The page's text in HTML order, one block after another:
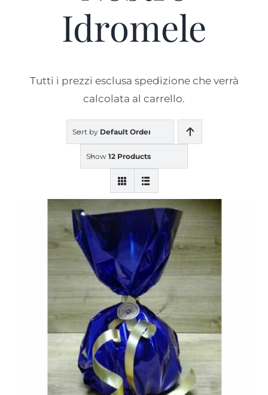
Idromele
Tutti i prezzi esclusa spedizione che verrà
calcolata al carrello.
Sort by Default Order
Show 12 Products